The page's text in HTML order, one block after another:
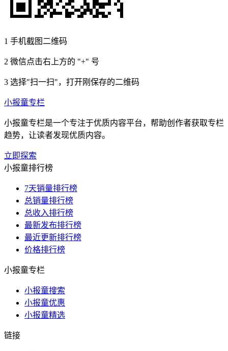
1 手机截图二维码
2 微信点击右上方的 "+" 号
3 选择"扫一扫"，打开刚保存的二维码
小报童专栏
小报童专栏是一个专注于优质内容平台，帮助创作者获取专栏
趋势，让读者发现优质内容。
立即探索
小报童排行榜
7天销量排行榜
总销量排行榜
总收入排行榜
最新发布排行榜
最近更新排行榜
价格排行榜
小报童专栏
小报童搜索
小报童优惠
小报童精选
链接